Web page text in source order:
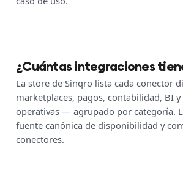
¿Cuántas integraciones
La store de Sinqro lista cada conector
marketplaces, pagos, contabilidad, BI
operativas — agrupado por categoría.
fuente canónica de disponibilidad y
conectores.